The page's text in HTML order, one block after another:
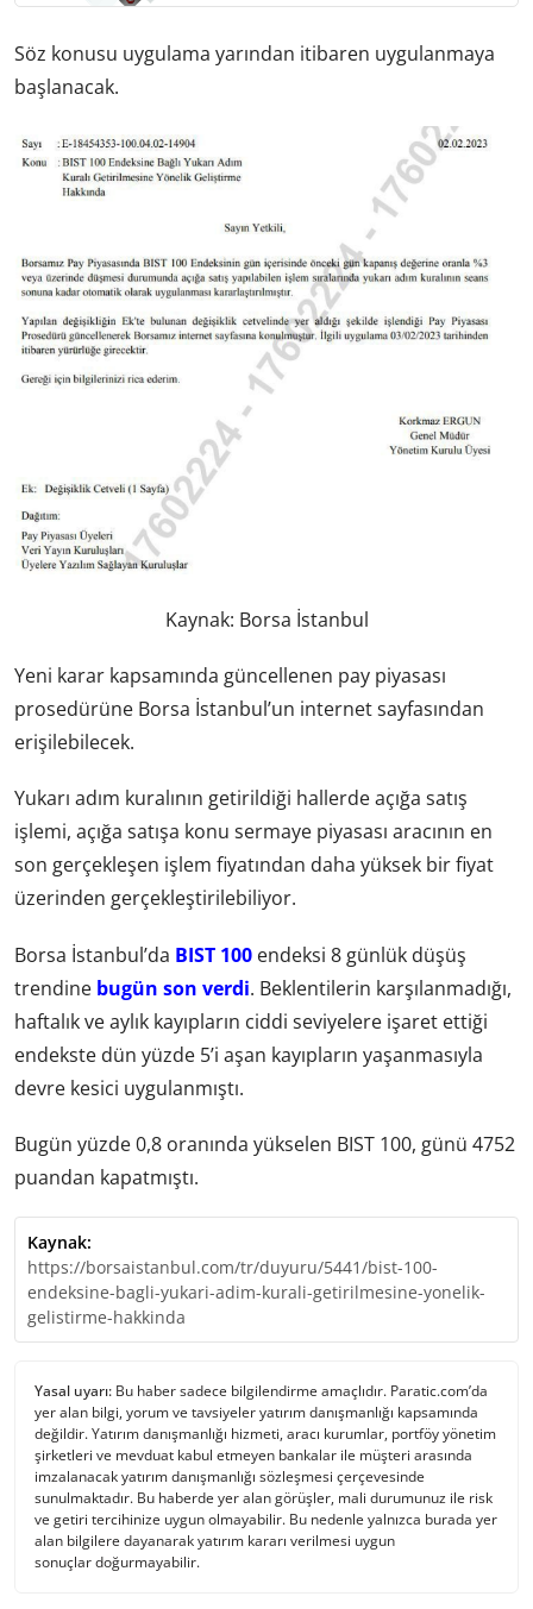
Söz konusu uygulama yarından itibaren uygulanmaya
başlanacak.
Kaynak: Borsa İstanbul
Yeni karar kapsamında güncellenen pay piyasası
prosedürüne Borsa İstanbul’un internet sayfasından
erişilebilecek.
Yukarı adım kuralının getirildiği hallerde açığa satış
işlemi, açığa satışa konu sermaye piyasası aracının en
son gerçekleşen işlem fiyatından daha yüksek bir fiyat
üzerinden gerçekleştirilebiliyor.
Borsa İstanbul’da BIST 100 endeksi 8 günlük düşüş
trendine bugün son verdi. Beklentilerin karşılanmadığı,
haftalık ve aylık kayıpların ciddi seviyelere işaret ettiği
endekste dün yüzde 5’i aşan kayıpların yaşanmasıyla
devre kesici uygulanmıştı.
Bugün yüzde 0,8 oranında yükselen BIST 100, günü 4752
puandan kapatmıştı.
Kaynak:
https://borsaistanbul.com/tr/duyuru/5441/bist-100-
endeksine-bagli-yukari-adim-kurali-getirilmesine-yonelik-
gelistirme-hakkinda
Yasal uyarı: Bu haber sadece bilgilendirme amaçlıdır. Paratic.com’da
yer alan bilgi, yorum ve tavsiyeler yatırım danışmanlığı kapsamında
değildir. Yatırım danışmanlığı hizmeti, aracı kurumlar, portföy yönetim
şirketleri ve mevduat kabul etmeyen bankalar ile müşteri arasında
imzalanacak yatırım danışmanlığı sözleşmesi çerçevesinde
sunulmaktadır. Bu haberde yer alan görüşler, mali durumunuz ile risk
ve getiri tercihinize uygun olmayabilir. Bu nedenle yalnızca burada yer
alan bilgilere dayanarak yatırım kararı verilmesi uygun
sonuçlar doğurmayabilir.